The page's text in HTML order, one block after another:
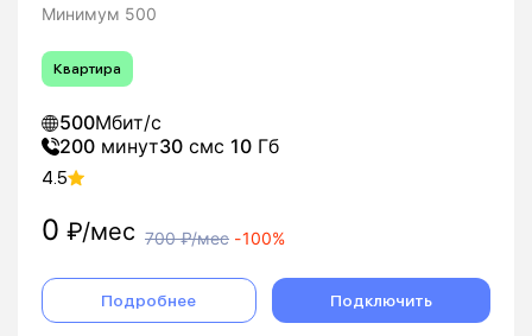
Минимум 500
Квартира
500Мбит/с
200 минут30 смс 10 Гб
4.5
0 ₽/мес 700₽/мес -100%
Подробнее Подключить